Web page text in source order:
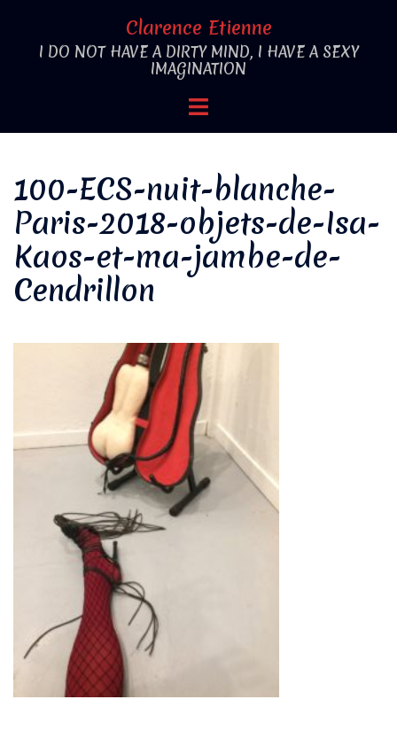
contenu
Clarence Etienne
I DO NOT HAVE A DIRTY MIND, I HAVE A SEXY
IMAGINATION
Ouvrir/fermer
100-ECS-nuit-blanche-
Paris-2018-objets-de-Isa-
Kaos-et-ma-jambe-de-
Cendrillon